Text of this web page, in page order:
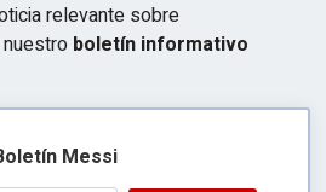
relevante sobre
boletín informativo
Messi